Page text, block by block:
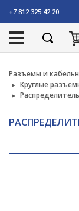
+7 812 325 42 20
Разъемы и
Круглые